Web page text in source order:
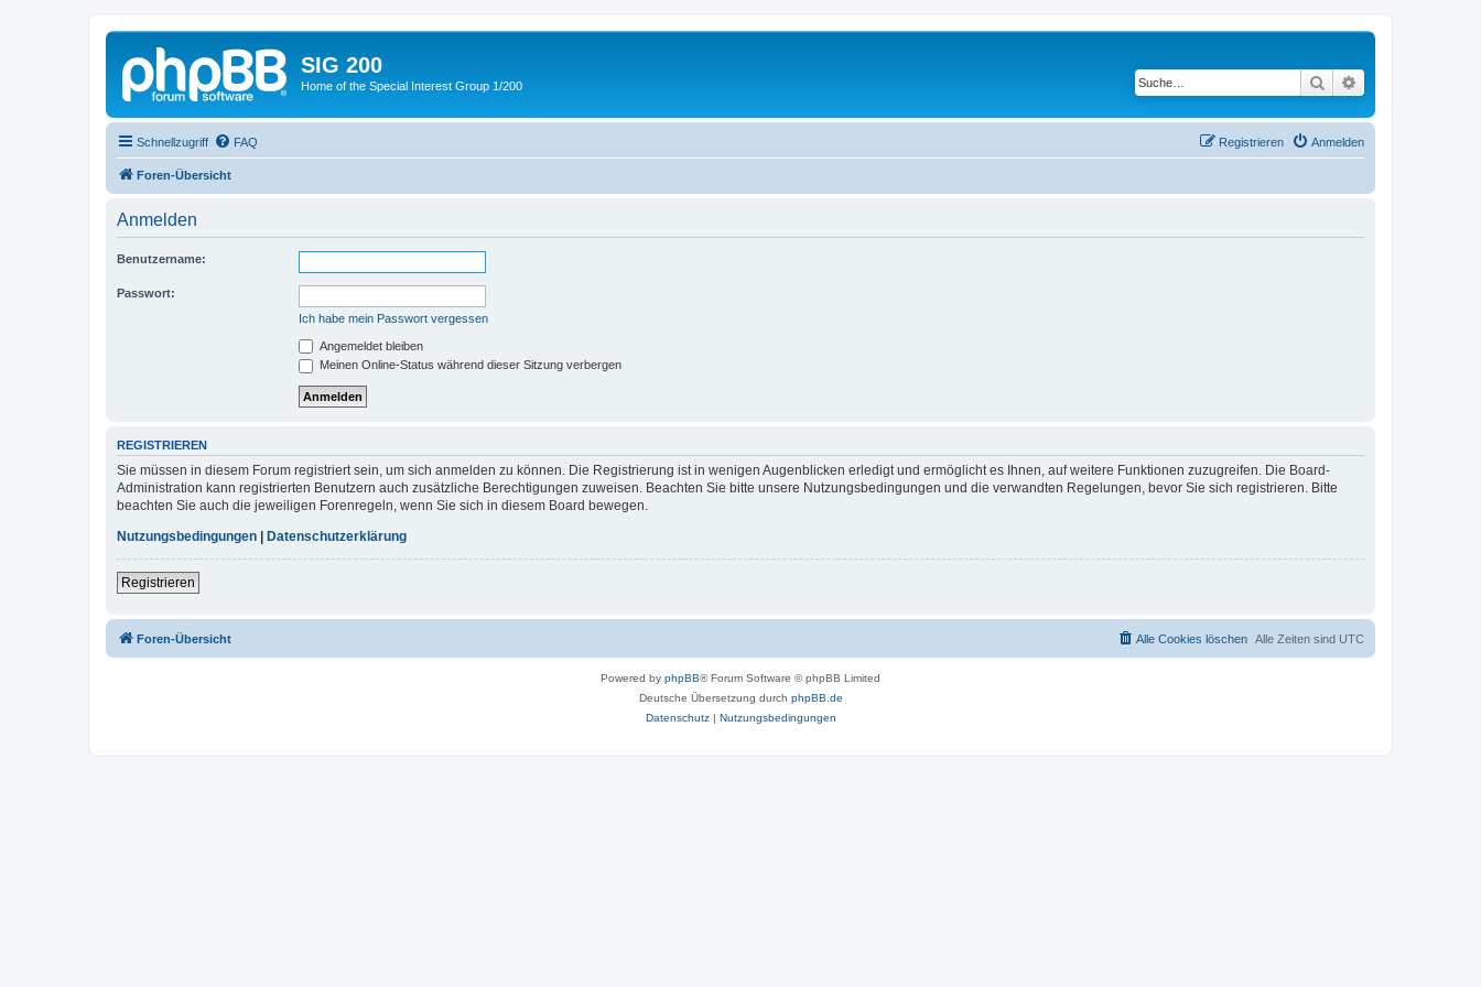
SIG 200
Home of the Special Interest Group 1/200 Suche
Schnellzugriff FAQ Anmelden
Registrieren
Foren-Übersicht
Anmelden
Benutzername:
Passwort:
Ich habe mein Passwort vergessen
Angemeldet bleiben
Meinen Online-Status während dieser Sitzung verbergen
REGISTRIEREN
Sie müssen in diesem Forum registriert sein, um sich anmelden zu können. Die Registrierung ist in wenigen Augenblicken erledigt und ermöglicht es Ihnen, auf weitere Funktionen zuzugreifen. Die Board-
Administration kann registrierten Benutzern auch zusätzliche Berechtigungen zuweisen. Beachten Sie bitte unsere Nutzungsbedingungen und die verwandten Regelungen, bevor Sie sich registrieren. Bitte
beachten Sie auch die jeweiligen Forenregeln, wenn Sie sich in diesem Board bewegen.
Nutzungsbedingungen
Datenschutzerklärung
Registrieren
Foren-Übersicht Alle Zeiten sind UTC
Alle Cookies löschen
Powered by phpBB® Forum Software © phpBB Limited
Deutsche Übersetzung durch phpBB.de
Datenschutz| Nutzungsbedingungen